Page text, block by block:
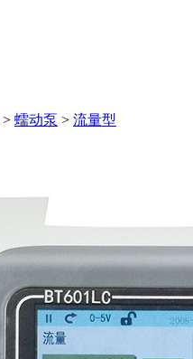
> 蠕动泵 > 流量型